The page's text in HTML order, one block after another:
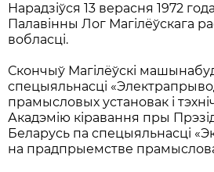
Нарадзіўся 13 верасня 1972
Палавінны Лог Магілёўскага
вобласці.
Скончыў Магілёўскі
спецыяльнасці
прамысловых установак і
Акадэмію кіравання пры
Беларусь па спецыяльнасці
на прадпрыемстве